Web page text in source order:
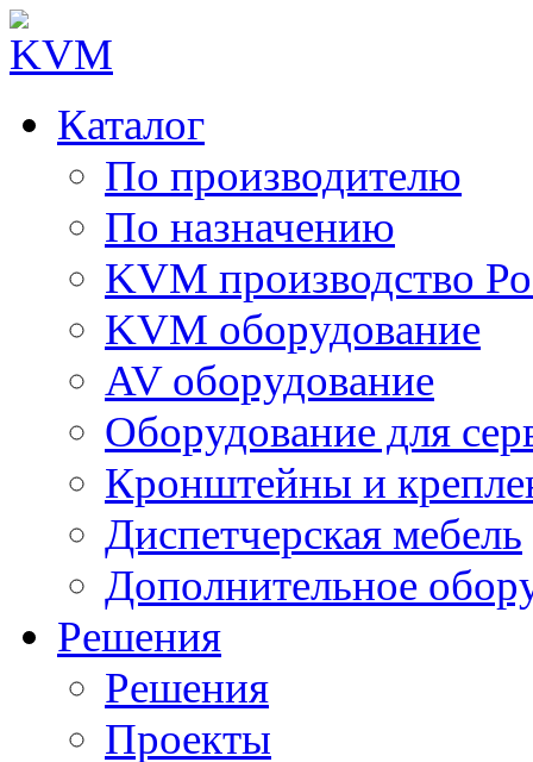
Каталог
По производителю
По назначению
KVM производство
KVM оборудование
AV оборудование
Оборудование для
Кронштейны и
Диспетчерская мебель
Дополнительное
Решения
Решения
Проекты